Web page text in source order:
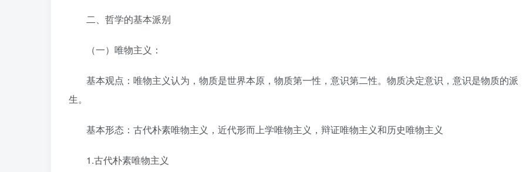
二、哲学的基本派别
（一）唯物主义：
基本观点：唯物主义认为，物质是世界本原，物质第一性，意识第二性。物质决定意识，意识是物质的派
生。
基本形态：古代朴素唯物主义，近代形而上学唯物主义，辩证唯物主义和历史唯物主义
1.古代朴素唯物主义